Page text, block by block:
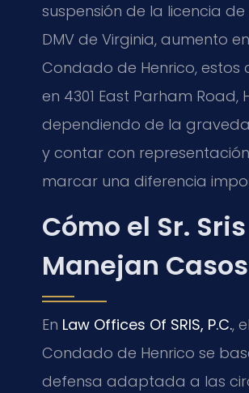
suspensión de la licencia
DMV de Virginia, aumento
Condado de Henrico, estos
en 4301 East Parham Road,
dependiendo de la
y contar con
marcar una diferencia
Cómo el Sr.
Manejan
En Law Offices Of SRIS, P.C.,
Condado de Henrico se
defensa adaptada a las